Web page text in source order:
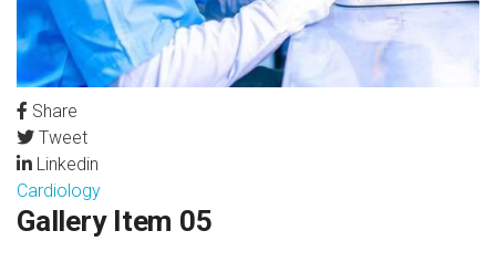
Share
Tweet
Linkedin
Cardiology
Gallery Item 05